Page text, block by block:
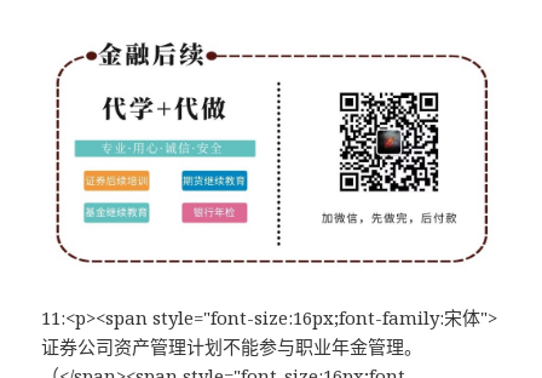
11:<p><span style="font-size:16px;font-family:宋体">
证券公司资产管理计划不能参与职业年金管理。